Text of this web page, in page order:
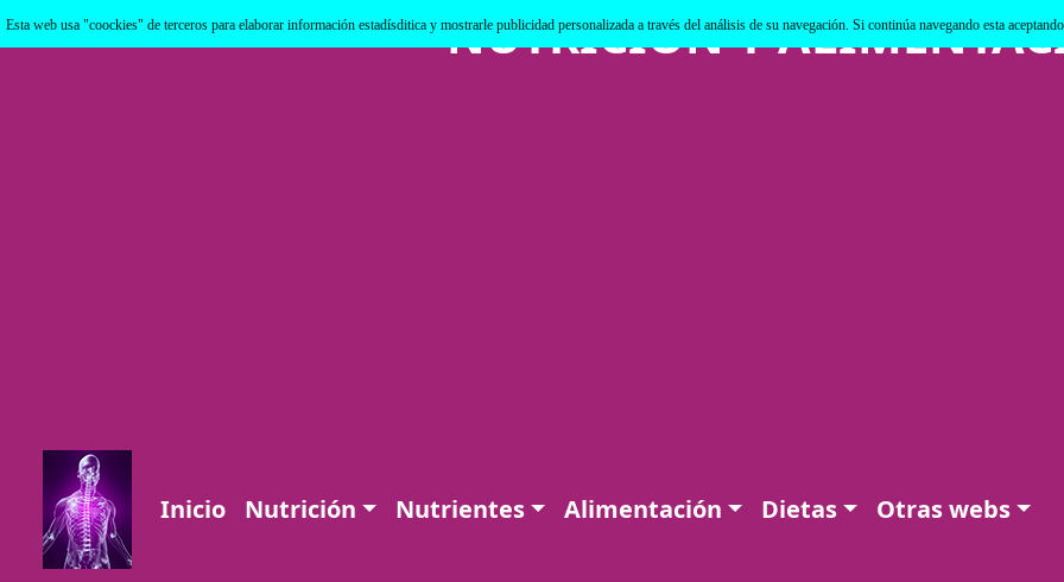
NUTRICIÓN Y
Inicio Nutrición Nutrientes Alimentación Dietas Otras webs
Esta web usa "coockies" de terceros para elaborar información estadísditica y mostrarle publicidad personalizada a través del análisis de su navegación. Si continúa navegando esta